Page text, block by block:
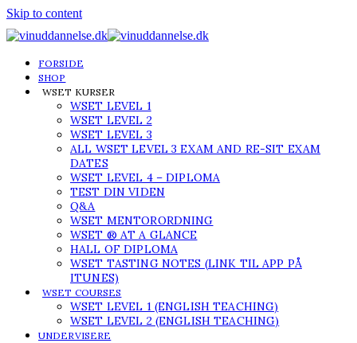
Skip to content
FORSIDE
SHOP
WSET KURSER
WSET LEVEL 1
WSET LEVEL 2
WSET LEVEL 3
ALL WSET LEVEL 3 EXAM AND RE-SIT EXAM
DATES
WSET LEVEL 4 – DIPLOMA
TEST DIN VIDEN
Q&A
WSET MENTORORDNING
WSET ® AT A GLANCE
HALL OF DIPLOMA
WSET TASTING NOTES (LINK TIL APP PÅ
ITUNES)
WSET COURSES
WSET LEVEL 1 (ENGLISH TEACHING)
WSET LEVEL 2 (ENGLISH TEACHING)
UNDERVISERE